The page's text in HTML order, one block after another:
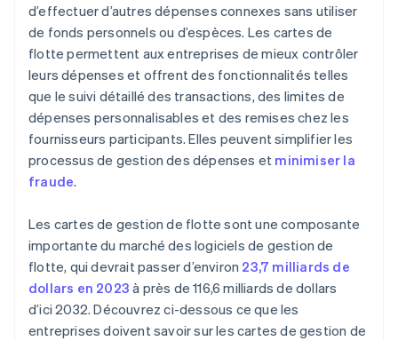
Flexibilité
d’effectuer d’autres dépenses connexes sans utiliser
de fonds personnels ou d’espèces. Les cartes de
flotte permettent aux entreprises de mieux contrôler
leurs dépenses et offrent des fonctionnalités telles
que le suivi détaillé des transactions, des limites de
dépenses personnalisables et des remises chez les
fournisseurs participants. Elles peuvent simplifier les
processus de gestion des dépenses et minimiser la
fraude.
Les cartes de gestion de flotte sont une composante
importante du marché des logiciels de gestion de
flotte, qui devrait passer d’environ 23,7 milliards de
dollars en 2023 à près de 116,6 milliards de dollars
d’ici 2032. Découvrez ci-dessous ce que les
entreprises doivent savoir sur les cartes de gestion de